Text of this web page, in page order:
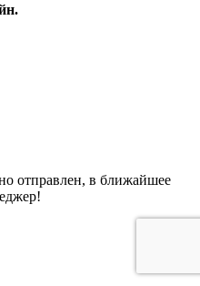
отправлен, в ближайшее